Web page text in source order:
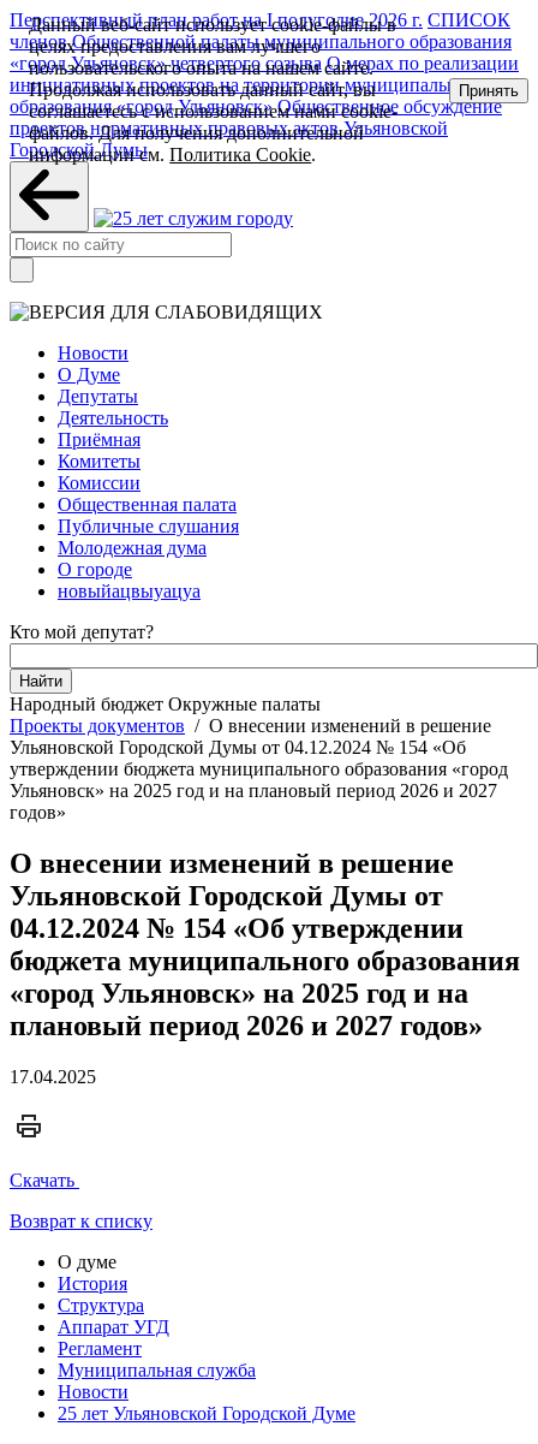
Перспективный план работ на I полугодие 2026 г. СПИСОК
членов Общественной палаты муниципального образования
«город Ульяновск» четвертого созыва О мерах по реализации
инициативных проектов на территории муниципального
образования «город Ульяновск» Общественное обсуждение
проектов нормативных правовых актов Ульяновской
Городской Думы
Новости
О Думе
Депутаты
Деятельность
Приёмная
Комитеты
Комиссии
Общественная палата
Публичные слушания
Молодежная дума
О городе
новыйацвыуацуа
Кто мой депутат?
Народный бюджет Окружные палаты
Проекты документов / О внесении изменений в решение
Ульяновской Городской Думы от 04.12.2024 № 154 «Об
утверждении бюджета муниципального образования «город
Ульяновск» на 2025 год и на плановый период 2026 и 2027
годов»
О внесении изменений в решение
Ульяновской Городской Думы от
04.12.2024 № 154 «Об утверждении
бюджета муниципального образования
«город Ульяновск» на 2025 год и на
плановый период 2026 и 2027 годов»
17.04.2025
Скачать
Возврат к списку
О думе
История
Структура
Аппарат УГД
Регламент
Муниципальная служба
Новости
25 лет Ульяновской Городской Думе
Данный веб-сайт использует cookie-файлы в
целях предоставления вам лучшего
пользовательского опыта на нашем сайте.
Продолжая использовать данный сайт, вы
соглашаетесь с использованием нами cookie-
файлов. Для получения дополнительной
информации см.Политика Cookie.
Принять